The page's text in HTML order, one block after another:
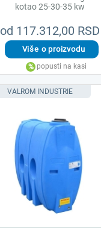
od 117.312,00 RSD
kotao 25-30-35 kw
VALROM INDUSTRIE